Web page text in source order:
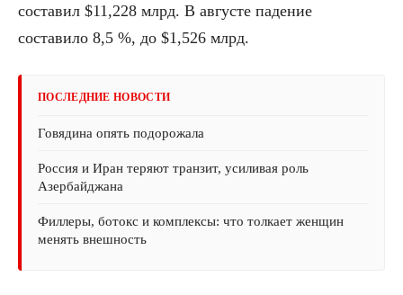
составил $11,228 млрд. В августе падение
составило 8,5 %, до $1,526 млрд.
ПОСЛЕДНИЕ НОВОСТИ
Говядина опять подорожала
Россия и Иран теряют транзит, усиливая роль
Азербайджана
Филлеры, ботокс и комплексы: что толкает женщин
менять внешность